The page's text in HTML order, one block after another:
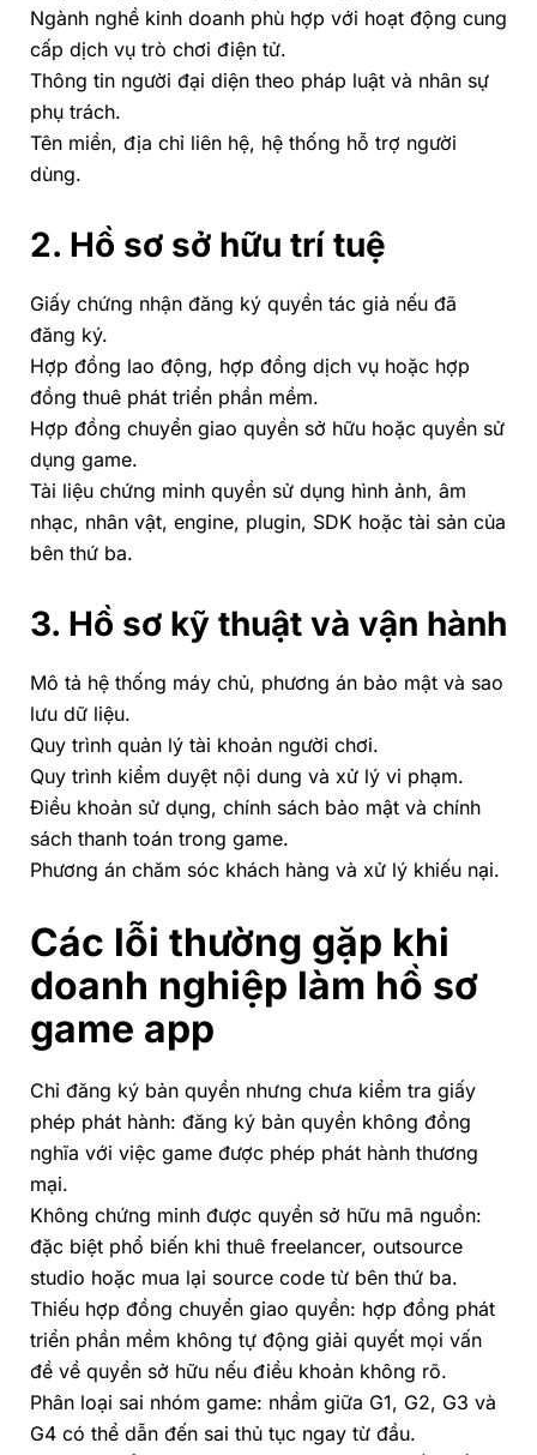
Ngành nghề kinh doanh phù hợp với hoạt động cung
cấp dịch vụ trò chơi điện tử.
Thông tin người đại diện theo pháp luật và nhân sự
phụ trách.
Tên miền, địa chỉ liên hệ, hệ thống hỗ trợ người
dùng.
2. Hồ sơ sở hữu trí tuệ
Giấy chứng nhận đăng ký quyền tác giả nếu đã
đăng ký.
Hợp đồng lao động, hợp đồng dịch vụ hoặc hợp
đồng thuê phát triển phần mềm.
Hợp đồng chuyển giao quyền sở hữu hoặc quyền sử
dụng game.
Tài liệu chứng minh quyền sử dụng hình ảnh, âm
nhạc, nhân vật, engine, plugin, SDK hoặc tài sản của
bên thứ ba.
3. Hồ sơ kỹ thuật và vận hành
Mô tả hệ thống máy chủ, phương án bảo mật và sao
lưu dữ liệu.
Quy trình quản lý tài khoản người chơi.
Quy trình kiểm duyệt nội dung và xử lý vi phạm.
Điều khoản sử dụng, chính sách bảo mật và chính
sách thanh toán trong game.
Phương án chăm sóc khách hàng và xử lý khiếu nại.
Các lỗi thường gặp khi
doanh nghiệp làm hồ sơ
game app
Chỉ đăng ký bản quyền nhưng chưa kiểm tra giấy
phép phát hành: đăng ký bản quyền không đồng
nghĩa với việc game được phép phát hành thương
mại.
Không chứng minh được quyền sở hữu mã nguồn:
đặc biệt phổ biến khi thuê freelancer, outsource
studio hoặc mua lại source code từ bên thứ ba.
Thiếu hợp đồng chuyển giao quyền: hợp đồng phát
triển phần mềm không tự động giải quyết mọi vấn
đề về quyền sở hữu nếu điều khoản không rõ.
Phân loại sai nhóm game: nhầm giữa G1, G2, G3 và
G4 có thể dẫn đến sai thủ tục ngay từ đầu.